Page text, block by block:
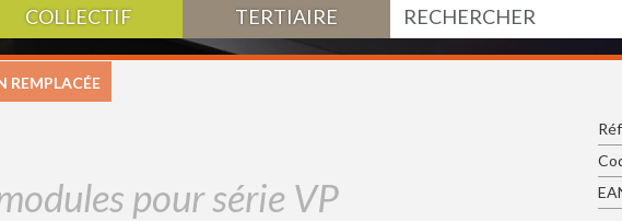
COLLECTIF TERTIAIRE
REMPLACÉE
pour série VP